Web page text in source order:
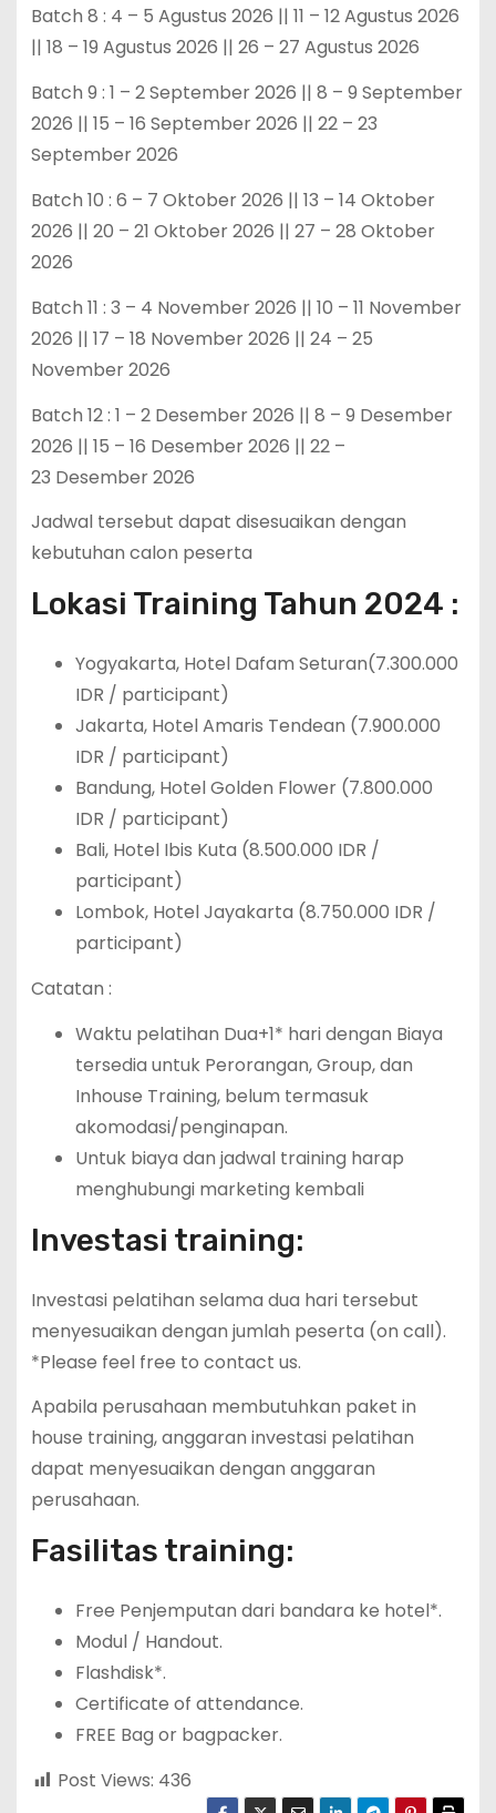
Batch 8 : 4 – 5 Agustus 2026 || 11 – 12 Agustus 2026
|| 18 – 19 Agustus 2026 || 26 – 27 Agustus 2026
Batch 9 : 1 – 2 September 2026 || 8 – 9 September
2026 || 15 – 16 September 2026 || 22 – 23
September 2026
Batch 10 : 6 – 7 Oktober 2026 || 13 – 14 Oktober
2026 || 20 – 21 Oktober 2026 || 27 – 28 Oktober
2026
Batch 11 : 3 – 4 November 2026 || 10 – 11 November
2026 || 17 – 18 November 2026 || 24 – 25
November 2026
Batch 12 : 1 – 2 Desember 2026 || 8 – 9 Desember
2026 || 15 – 16 Desember 2026 || 22 –
23 Desember 2026
Jadwal tersebut dapat disesuaikan dengan
kebutuhan calon peserta
Lokasi Training Tahun 2024 :
Yogyakarta, Hotel Dafam Seturan(7.300.000
IDR / participant)
Jakarta, Hotel Amaris Tendean (7.900.000
IDR / participant)
Bandung, Hotel Golden Flower (7.800.000
IDR / participant)
Bali, Hotel Ibis Kuta (8.500.000 IDR /
participant)
Lombok, Hotel Jayakarta (8.750.000 IDR /
participant)
Catatan :
Waktu pelatihan Dua+1* hari dengan Biaya
tersedia untuk Perorangan, Group, dan
Inhouse Training, belum termasuk
akomodasi/penginapan.
Untuk biaya dan jadwal training harap
menghubungi marketing kembali
Investasi training:
Investasi pelatihan selama dua hari tersebut
menyesuaikan dengan jumlah peserta (on call).
*Please feel free to contact us.
Apabila perusahaan membutuhkan paket in
house training, anggaran investasi pelatihan
dapat menyesuaikan dengan anggaran
perusahaan.
Fasilitas training:
Free Penjemputan dari bandara ke hotel*.
Modul / Handout.
Flashdisk*.
Certificate of attendance.
FREE Bag or bagpacker.
Post Views: 436